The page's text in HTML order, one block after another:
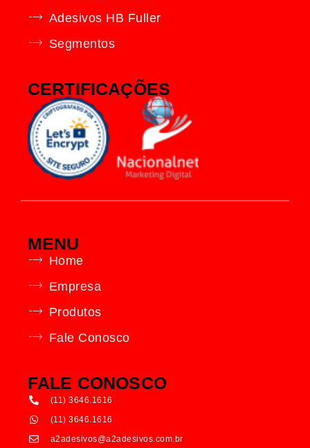
Adesivos HB Fuller
Segmentos
CERTIFICAÇÕES
MENU
Home
Empresa
Produtos
Fale Conosco
FALE CONOSCO
(11) 3646.1616
(11) 3646.1616
a2adesivos@a2adesivos.com.br